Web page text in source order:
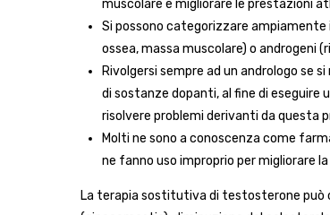
muscolare e migliorare le prestazioni
Si possono categorizzare
ossea, massa muscolare) o androgeni
Rivolgersi sempre ad un andrologo se
di sostanze dopanti, al fine di eseguire
risolvere problemi derivanti da questa
Molti ne sono a conoscenza come
ne fanno uso improprio per migliorare
La terapia sostitutiva di testosterone può